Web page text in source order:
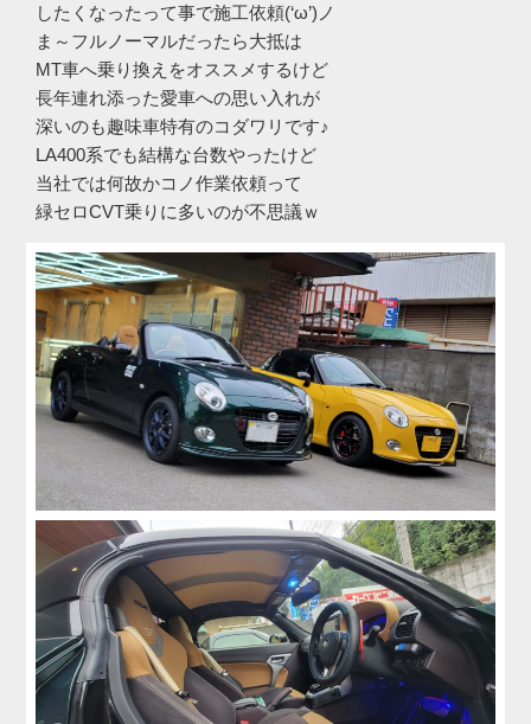
したくなったって事で施工依頼(‘ω’)ノ
ま～フルノーマルだったら大抵は
MT車へ乗り換えをオススメするけど
長年連れ添った愛車への思い入れが
深いのも趣味車特有のコダワリです♪
LA400系でも結構な台数やったけど
当社では何故かコノ作業依頼って
緑セロCVT乗りに多いのが不思議ｗ